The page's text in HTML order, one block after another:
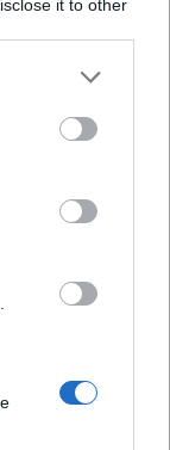
it to other
more Google
may click to
party tags to
below Google